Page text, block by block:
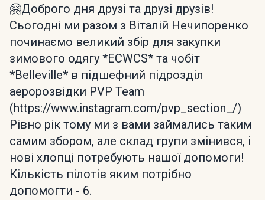
🤗Доброго дня друзі та друзі друзів!
Сьогодні ми разом з Віталій Нечипоренко
починаємо великий збір для закупки
зимового одягу *ECWCS* та чобіт
*Belleville* в підшефний підрозділ
аеророзвідки PVP Team
(https://www.instagram.com/pvp_section_/)
Рівно рік тому ми з вами займались таким
самим збором, але склад групи змінився, і
нові хлопці потребують нашої допомоги!
Кількість пілотів яким потрібно
допомогти - 6.